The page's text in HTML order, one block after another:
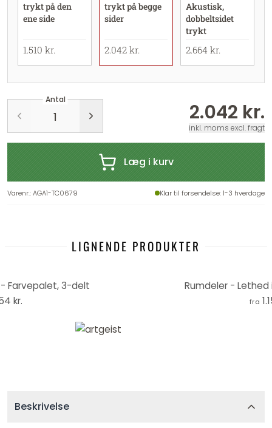
trykt på den
ene side
1.510 kr.
trykt på begge
sider
2.042 kr.
Akustisk,
dobbeltsidet
trykt
2.664 kr.
Antal
2.042 kr.
inkl. moms excl. fragt
Læg i kurv
Varenr.:AGA1-TC0679 Klar til forsendelse: 1-3 hverdage
LIGNENDE PRODUKTER
Farvepalet, 3-delt
kr.
Rumdeler -
fra
Beskrivelse